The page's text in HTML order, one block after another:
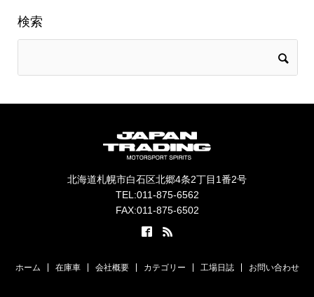
検索
北海道札幌市白石区北郷4条2丁目1番2号
TEL:011-875-6562
FAX:011-875-6502
ホーム 在庫車 会社概要 カテゴリー 工場日誌 お問い合わせ